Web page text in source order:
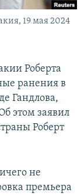
19 мая 2024
Роберта
ранения в
Гандлова,
этом заявил
Роберт
не
премьера